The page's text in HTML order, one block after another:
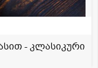
- კლასიკური